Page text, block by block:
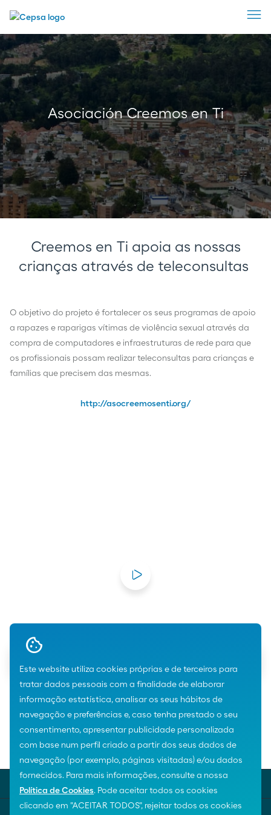
Este website utiliza cookies próprias e de terceiros para
tratar dados pessoais com a finalidade de elaborar
informação estatística, analisar os seus hábitos de
navegação e preferências e, caso tenha prestado o seu
consentimento, apresentar publicidade personalizada
com base num perfil criado a partir dos seus dados de
navegação (por exemplo, páginas visitadas) e/ou dados
fornecidos. Para mais informações, consulte a nossa
Política de Cookies. Pode aceitar todos os cookies
clicando em "ACEITAR TODOS", rejeitar todos os cookies
Asociación Creemos en Ti
Creemos en Ti apoia as nossas
crianças através de teleconsultas
O objetivo do projeto é fortalecer os seus programas de apoio
a rapazes e raparigas vítimas de violência sexual através da
compra de computadores e infraestruturas de rede para que
os profissionais possam realizar teleconsultas para crianças e
famílias que precisem das mesmas.
http://asocreemosenti.org/
Teleconsulta psicológica especializada
Home
Prémios ao valor social
Asociación Creemos en Ti